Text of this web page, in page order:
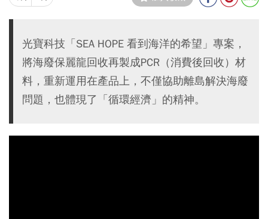
光寶科技「SEA HOPE 看到海洋的希望」專案，
將海廢保麗龍回收再製成PCR（消費後回收）材
料，重新運用在產品上，不僅協助離島解決海廢
問題，也體現了「循環經濟」的精神。